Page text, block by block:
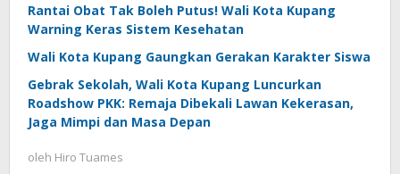
Rantai Obat Tak Boleh Putus! Wali Kota Kupang
Warning Keras Sistem Kesehatan
Wali Kota Kupang Gaungkan Gerakan Karakter Siswa
Gebrak Sekolah, Wali Kota Kupang Luncurkan
Roadshow PKK: Remaja Dibekali Lawan Kekerasan,
Jaga Mimpi dan Masa Depan
oleh Hiro Tuames